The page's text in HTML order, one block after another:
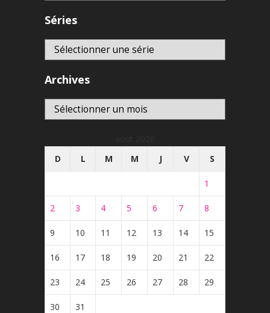
Séries
Archives
Archives
D
L M M J V S
1
2 3 4 5 6 7 8
9 10 11 12 13 14 15
16 17 18 19 20 21 22
23 24 25 26 27 28 29
30
31